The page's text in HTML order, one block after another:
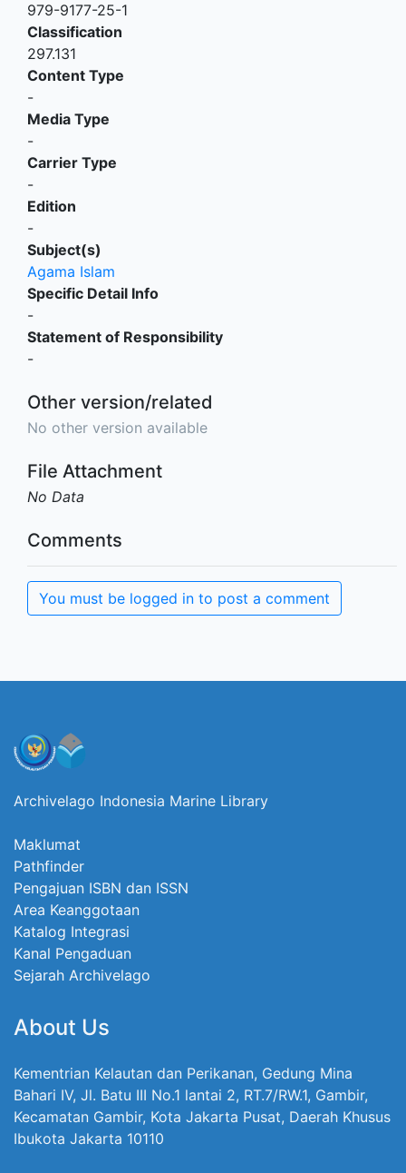
979-9177-25-1
Classification
297.131
Content Type
-
Media Type
-
Carrier Type
-
Edition
-
Subject(s)
Agama Islam
Specific Detail Info
-
Statement of Responsibility
-
Other version/related
No other version available
File Attachment
No Data
Comments
You must be logged in to post a comment
Archivelago Indonesia Marine Library
Maklumat
Pathfinder
Pengajuan ISBN dan ISSN
Area Keanggotaan
Katalog Integrasi
Kanal Pengaduan
Sejarah Archivelago
About Us
Kementrian Kelautan dan Perikanan, Gedung Mina
Bahari IV, Jl. Batu III No.1 lantai 2, RT.7/RW.1, Gambir,
Kecamatan Gambir, Kota Jakarta Pusat, Daerah Khusus
Ibukota Jakarta 10110